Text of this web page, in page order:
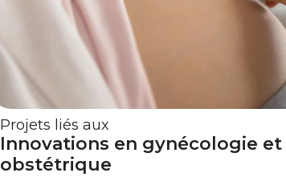
Projets liés aux
Innovations en gynécologie et
obstétrique